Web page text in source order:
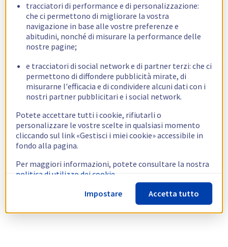
tracciatori di performance e di personalizzazione:
che ci permettono di migliorare la vostra
navigazione in base alle vostre preferenze e
abitudini, nonché di misurare la performance delle
nostre pagine;
e tracciatori di social network e di partner terzi: che ci
permettono di diffondere pubblicità mirate, di
misurarne l'efficacia e di condividere alcuni dati con i
nostri partner pubblicitari e i social network.
Potete accettare tutti i cookie, rifiutarli o
personalizzare le vostre scelte in qualsiasi momento
cliccando sul link «Gestisci i miei cookie» accessibile in
fondo alla pagina.
Per maggiori informazioni, potete consultare la nostra
politica di utilizzo dei cookie.
Impostare
Accetta tutto